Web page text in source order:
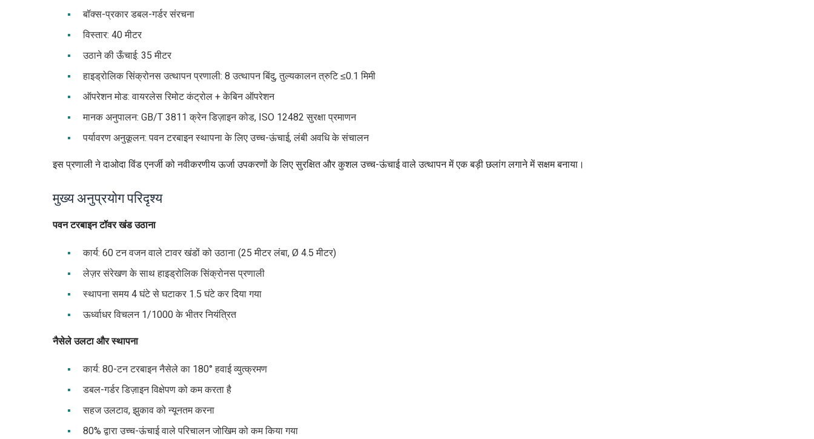
बॉक्स-प्रकार डबल-गर्डर संरचना
विस्तार: 40 मीटर
उठाने की ऊँचाई: 35 मीटर
हाइड्रोलिक सिंक्रोनस उत्थापन प्रणाली: 8 उत्थापन बिंदु, तुल्यकालन त्रुटि ≤0.1 मिमी
ऑपरेशन मोड: वायरलेस रिमोट कंट्रोल + केबिन ऑपरेशन
मानक अनुपालन: GB/T 3811 क्रेन डिज़ाइन कोड, ISO 12482 सुरक्षा प्रमाणन
पर्यावरण अनुकूलन: पवन टरबाइन स्थापना के लिए उच्च-ऊंचाई, लंबी अवधि के संचालन
इस प्रणाली ने दाओदा विंड एनर्जी को नवीकरणीय ऊर्जा उपकरणों के लिए सुरक्षित और कुशल उच्च-ऊंचाई वाले उत्थापन में एक बड़ी छलांग लगाने में सक्षम बनाया।
मुख्य अनुप्रयोग परिदृश्य
पवन टरबाइन टॉवर खंड उठाना
कार्य: 60 टन वजन वाले टावर खंडों को उठाना (25 मीटर लंबा, Ø 4.5 मीटर)
लेज़र संरेखण के साथ हाइड्रोलिक सिंक्रोनस प्रणाली
स्थापना समय 4 घंटे से घटाकर 1.5 घंटे कर दिया गया
ऊर्ध्वाधर विचलन 1/1000 के भीतर नियंत्रित
नैसेले उलटा और स्थापना
कार्य: 80-टन टरबाइन नैसेले का 180° हवाई व्युत्क्रमण
डबल-गर्डर डिज़ाइन विक्षेपण को कम करता है
सहज उलटाव, झुकाव को न्यूनतम करना
80% द्वारा उच्च-ऊंचाई वाले परिचालन जोखिम को कम किया गया